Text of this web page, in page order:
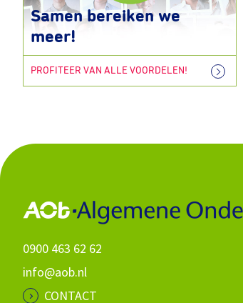
Samen bereiken we
meer!
PROFITEER VAN ALLE VOORDELEN!
0900 463 62 62
info@aob.nl
CONTACT